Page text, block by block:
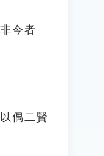
今者
偶二賢